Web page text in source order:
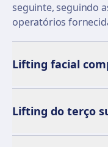
seguinte, seguindo
operatórios
Lifting facial
Lifting do terço